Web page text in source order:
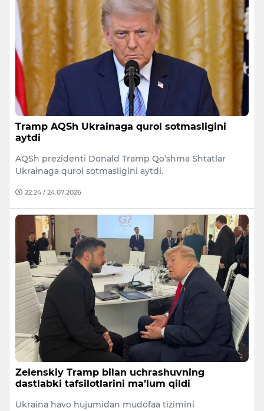
Tramp AQSh Ukrainaga qurol sotmasligini
aytdi
AQSh prezidenti Donald Tramp Qo‘shma Shtatlar
Ukrainaga qurol sotmasligini aytdi.
22:24 / 24.07.2026
Zelenskiy Tramp bilan uchrashuvning
dastlabki tafsilotlarini ma’lum qildi
Ukraina havo hujumidan mudofaa tizimini